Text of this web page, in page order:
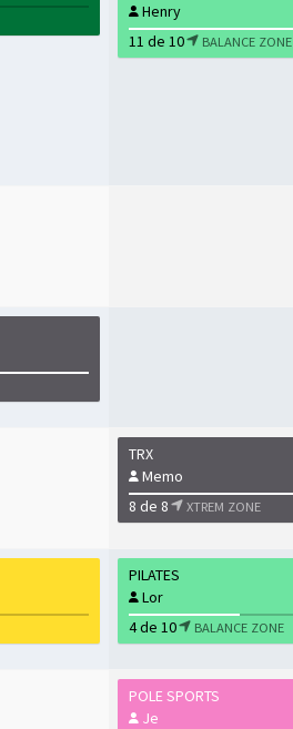
Henry
11 de 10
BALANCE ZONE
TRX
Memo
8 de 8
XTREM ZONE
PILATES
Lor
4 de 10
BALANCE ZONE
POLE SPORTS
Je